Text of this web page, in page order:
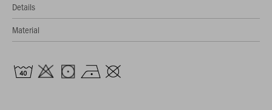
Details
Material